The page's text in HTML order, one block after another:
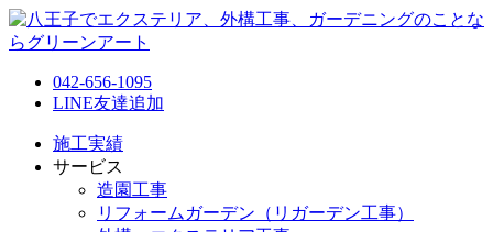
042-656-1095
LINE友達追加
施工実績
サービス
造園工事
リフォームガーデン（リガーデン工事）